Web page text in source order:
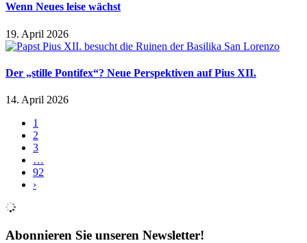
Wenn Neues leise wächst
19. April 2026
Der „stille Pontifex“? Neue Perspektiven auf Pius XII.
14. April 2026
1
2
3
…
92
›
Abonnieren Sie unseren Newsletter!